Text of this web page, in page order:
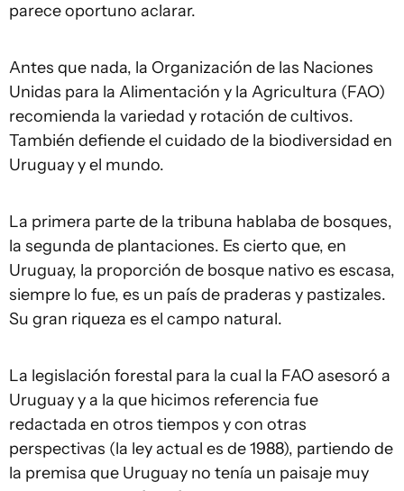
parece oportuno aclarar.
Antes que nada, la Organización de las Naciones
Unidas para la Alimentación y la Agricultura (FAO)
recomienda la variedad y rotación de cultivos.
También defiende el cuidado de la biodiversidad en
Uruguay y el mundo.
La primera parte de la tribuna hablaba de bosques,
la segunda de plantaciones. Es cierto que, en
Uruguay, la proporción de bosque nativo es escasa,
siempre lo fue, es un país de praderas y pastizales.
Su gran riqueza es el campo natural.
La legislación forestal para la cual la FAO asesoró a
Uruguay y a la que hicimos referencia fue
redactada en otros tiempos y con otras
perspectivas (la ley actual es de 1988), partiendo de
la premisa que Uruguay no tenía un paisaje muy